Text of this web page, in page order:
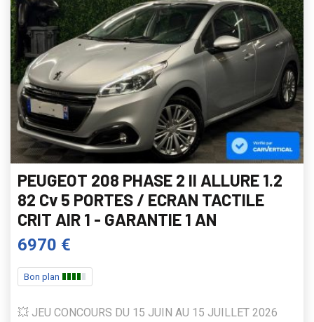
PEUGEOT 208 PHASE 2 II ALLURE 1.2
82 Cv 5 PORTES / ECRAN TACTILE
CRIT AIR 1 - GARANTIE 1 AN
6970 €
Bon plan
💥 JEU CONCOURS DU 15 JUIN AU 15 JUILLET 2026